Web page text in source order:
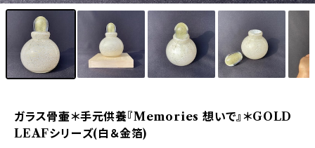
ガラス骨壷＊手元供養『Memories 想いで』＊GOLD
LEAFシリーズ(白＆金箔)